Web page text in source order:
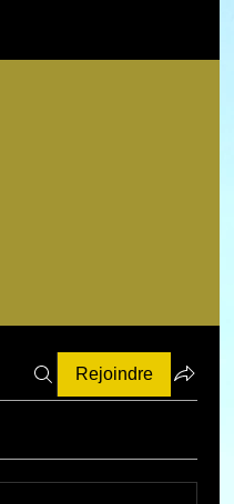
Rejoindre